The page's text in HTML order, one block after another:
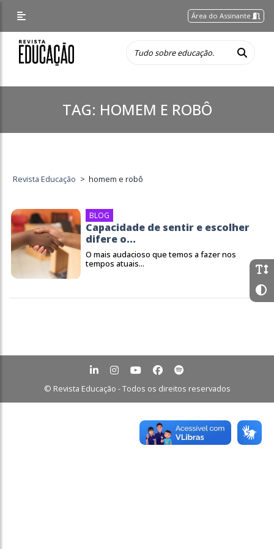
Área do Assinante
TAG: HOMEM E ROBÔ
Revista Educação > homem e robô
BLOG
Capacidade de sentir e escolher
difere o...
O mais audacioso que temos a fazer nos
tempos atuais...
© Revista Educação - Todos os direitos reservados